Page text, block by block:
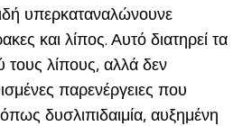
υπερκαταναλώνουνε
και λίπος. Αυτό διατηρεί τα
τους λίπους, αλλά δεν
παρενέργειες που
δυσλιπιδαιμία, αυξημένη